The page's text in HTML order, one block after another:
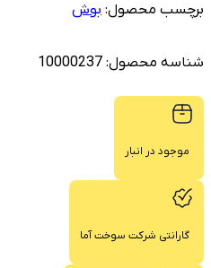
برچسب محصول: بوش
شناسه محصول: 10000237
موجود در انبار
گارانتی شرکت سوخت آما